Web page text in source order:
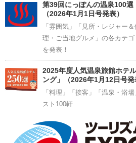
第39回にっぽんの温泉100選
（2026年1月1日号発表）
「雰囲気」「見所・レジャー
理・ご当地グルメ」の各カテ
を発表！
2025年度人気温泉旅館ホテ
ング」（2026年1月12日号発
「料理」「接客」「温泉・浴
スト100軒